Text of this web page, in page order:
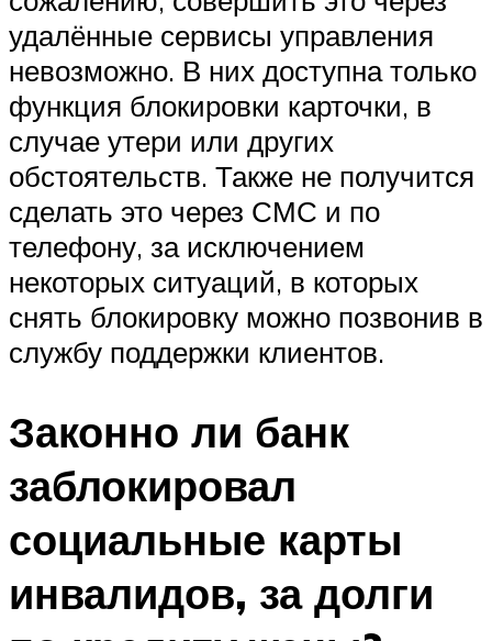
удалённые сервисы управления
невозможно. В них доступна только
функция блокировки карточки, в
случае утери или других
обстоятельств. Также не получится
сделать это через СМС и по
телефону, за исключением
некоторых ситуаций, в которых
снять блокировку можно позвонив в
службу поддержки клиентов.
Законно ли банк
заблокировал
социальные карты
инвалидов, за долги